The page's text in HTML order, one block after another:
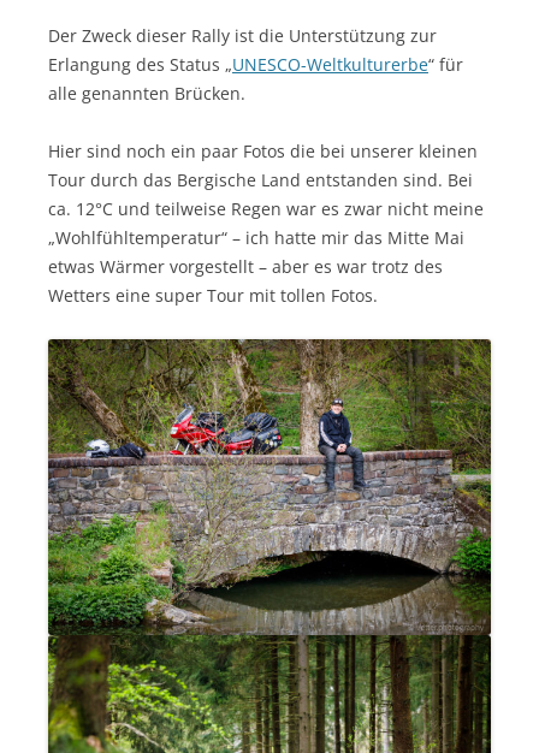
Der Zweck dieser Rally ist die Unterstützung zur
Erlangung des Status „UNESCO-Weltkulturerbe“ für
alle genannten Brücken.
Hier sind noch ein paar Fotos die bei unserer kleinen
Tour durch das Bergische Land entstanden sind. Bei
ca. 12°C und teilweise Regen war es zwar nicht meine
„Wohlfühltemperatur“ – ich hatte mir das Mitte Mai
etwas Wärmer vorgestellt – aber es war trotz des
Wetters eine super Tour mit tollen Fotos.